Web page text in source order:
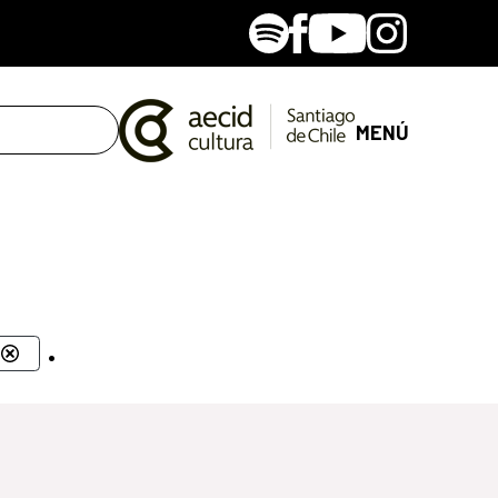
SpotifyFacebook
YoutubeInstagram
MENÚ
.